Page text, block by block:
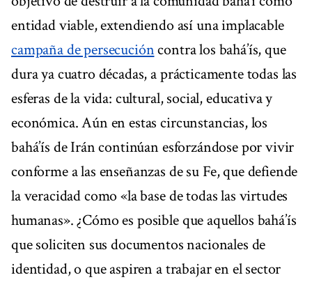
entidad viable, extendiendo así una implacable
campaña de persecucióncontra los bahá’ís, que
dura ya cuatro décadas, a prácticamente todas las
esferas de la vida: cultural, social, educativa y
económica. Aún en estas circunstancias, los
bahá’ís de Irán continúan esforzándose por vivir
conforme a las enseñanzas de su Fe, que defiende
la veracidad como «la base de todas las virtudes
humanas». ¿Cómo es posible que aquellos bahá’ís
que soliciten sus documentos nacionales de
identidad, o que aspiren a trabajar en el sector